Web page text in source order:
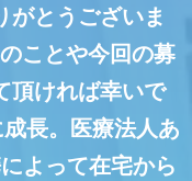
がとうございま
ことや今回の募
頂ければ幸いで
長。医療法人あ
よって在宅から